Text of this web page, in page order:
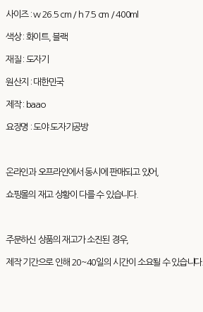
사이즈 : w 26.5 cm / h 7.5 cm / 400ml
색상 : 화이트, 블랙
재질 : 도자기
원산지 : 대한민국
제작 : baao
요장명 : 도야 도자기공방
온라인과 오프라인에서 동시에 판매되고 있어,
쇼핑몰의 재고 상황이 다를 수 있습니다.
주문하신 상품의 재고가 소진된 경우,
제작 기간으로 인해 20~40일의 시간이 소요될 수 있습니다.